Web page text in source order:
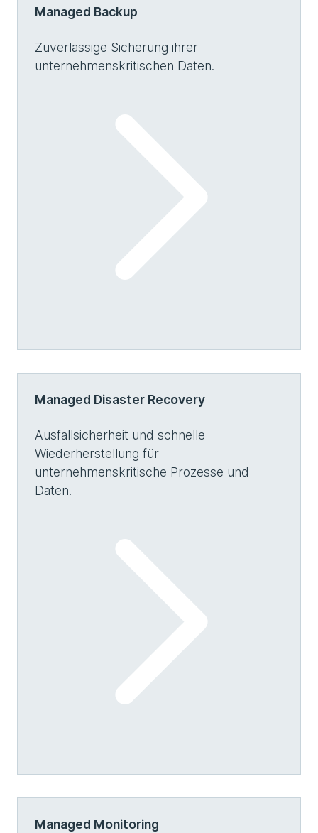
Managed Backup
Zuverlässige Sicherung ihrer
unternehmenskritischen Daten.
Managed Disaster Recovery
Ausfallsicherheit und schnelle
Wiederherstellung für
unternehmenskritische Prozesse und
Daten.
Managed Monitoring